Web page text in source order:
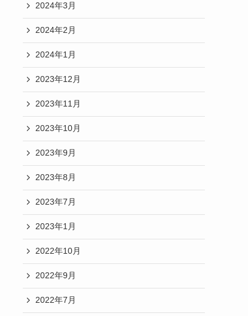
2024年3月
2024年2月
2024年1月
2023年12月
2023年11月
2023年10月
2023年9月
2023年8月
2023年7月
2023年1月
2022年10月
2022年9月
2022年7月